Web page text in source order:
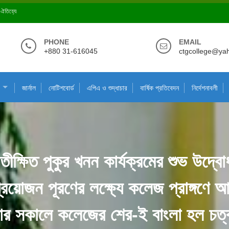
ঐতিহ্যে
PHONE
+880 31-616045
EMAIL
জার্নাল নোটিশবোর্ড এপিএ ও শুদ্ধাচার বার্ষিক প্রতিবেদন নির্দেশনাবলী
পুকুর খনন কার্যক্রমের শুভ
প্রয়োজন পূরণের লক্ষ্যে কলেজ প্রাঙ্গণে
কলেজের শের-ই বাংলা হল